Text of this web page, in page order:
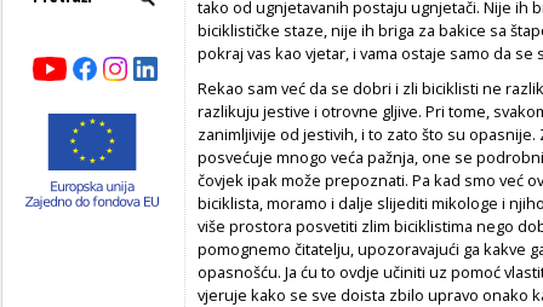
tako od ugnjetavanih postaju ugnjetači. Nije ih
biciklističke staze, nije ih briga za bakice sa
pokraj vas kao vjetar, i vama ostaje samo da
Rekao sam već da se dobri i zli biciklisti ne
razlikuju jestive i otrovne gljive. Pri tome,
zanimljivije od jestivih, i to zato što su
posvećuje mnogo veća pažnja, one se
čovjek ipak može prepoznati. Pa kad smo već
biciklista, moramo i dalje slijediti mikologe i
više prostora posvetiti zlim biciklistima nego
pomognemo čitatelju, upozoravajući ga kakve
opasnošću. Ja ću to ovdje učiniti uz pomoć
vjeruje kako se sve doista zbilo upravo onako